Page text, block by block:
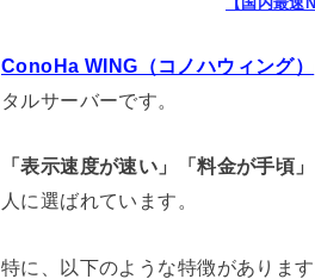
ConoHa WING（コノハウィング）
タルサーバーです。
「表示速度が速い」「料金が手頃」
人に選ばれています。
特に、以下のような特徴があります